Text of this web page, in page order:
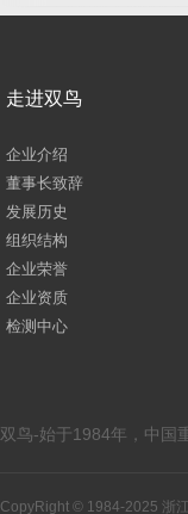
走进双鸟
企业介绍
董事长致辞
发展历史
组织结构
企业荣誉
企业资质
检测中心
双鸟-始于1984年，中国
CopyRight © 1984-2025 浙